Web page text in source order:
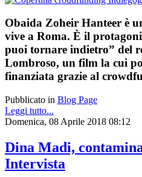
Obaida Zoheir Hanteer è
vive a Roma. È il
puoi tornare indietro” del
Lombroso, un film la cui
finanziata grazie al
Pubblicato in Blog Page
Leggi tutto...
Domenica, 08 Aprile 2018 08:12
Dina Madi,
Intervista